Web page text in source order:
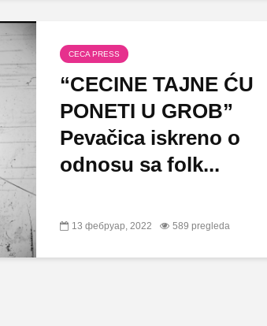
CECA PRESS
“CECINE TAJNE ĆU
PONETI U GROB”
Pevačica iskreno o
odnosu sa folk...
13 фебруар, 2022 589 pregleda